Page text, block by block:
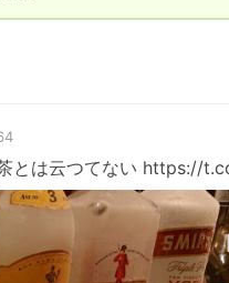
とは云つてない https://